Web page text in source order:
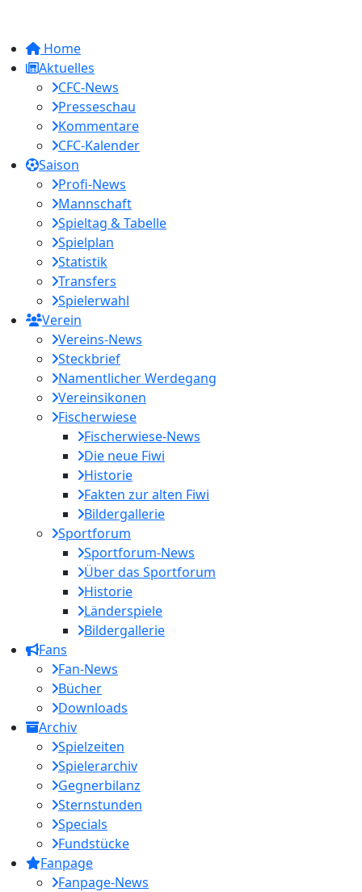
Home
Aktuelles
CFC-News
Presseschau
Kommentare
CFC-Kalender
Saison
Profi-News
Mannschaft
Spieltag & Tabelle
Spielplan
Statistik
Transfers
Spielerwahl
Verein
Vereins-News
Steckbrief
Namentlicher Werdegang
Vereinsikonen
Fischerwiese
Fischerwiese-News
Die neue Fiwi
Historie
Fakten zur alten Fiwi
Bildergallerie
Sportforum
Sportforum-News
Über das Sportforum
Historie
Länderspiele
Bildergallerie
Fans
Fan-News
Bücher
Downloads
Archiv
Spielzeiten
Spielerarchiv
Gegnerbilanz
Sternstunden
Specials
Fundstücke
Fanpage
Fanpage-News